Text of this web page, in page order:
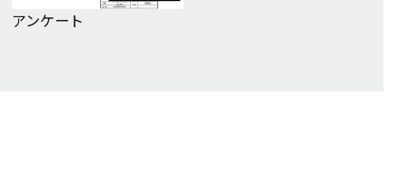
アンケート